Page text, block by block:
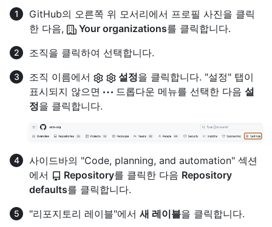
GitHub의 오른쪽 위 모서리에서 프로필 사진을 클릭
한 다음,
Your organizations를 클릭합니다.
조직을 클릭하여 선택합니다.
조직 이름에서
설정을 클릭합니다. "설정" 탭이
표시되지 않으면
드롭다운 메뉴를 선택한 다음 설
정을 클릭합니다.
사이드바의 "Code, planning, and automation" 섹션
에서
Repository를 클릭한 다음 Repository
defaults를 클릭합니다.
"리포지토리 레이블"에서 새 레이블을 클릭합니다.